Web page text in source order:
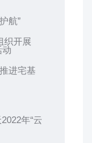
航”
织开展
动
进宅基
年“云